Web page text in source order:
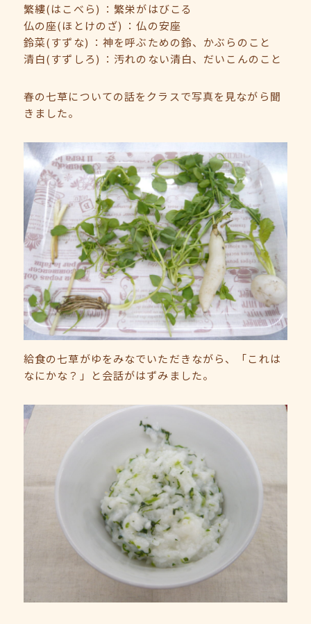
繁縷(はこべら) ：繁栄がはびこる
仏の座(ほとけのざ) ：仏の安座
鈴菜(すずな) ：神を呼ぶための鈴、かぶらのこと
清白(すずしろ) ：汚れのない清白、だいこんのこと
春の七草についての話をクラスで写真を見ながら聞
きました。
給食の七草がゆをみなでいただきながら、「これは
なにかな？」と会話がはずみました。